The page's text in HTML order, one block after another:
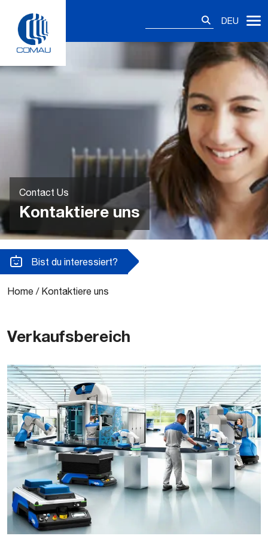
content
DEU
Contact Us
Kontaktiere uns
Bist du interessiert?
Home / Kontaktiere uns
Verkaufsbereich